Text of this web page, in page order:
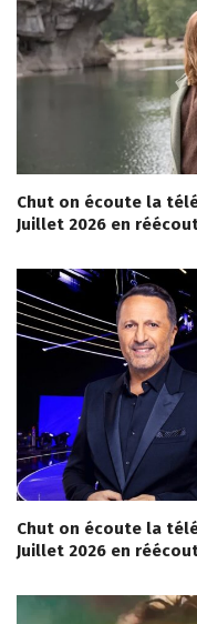
Chut on écoute la
Juillet 2026 en
Chut on écoute la
Juillet 2026 en